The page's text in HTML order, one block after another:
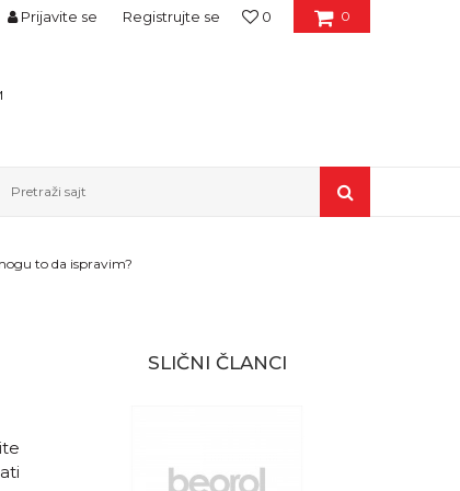
0
0
Prijavite se Registrujte se
Pretraži sajt
to da ispravim?
SLIČNI ČLANCI